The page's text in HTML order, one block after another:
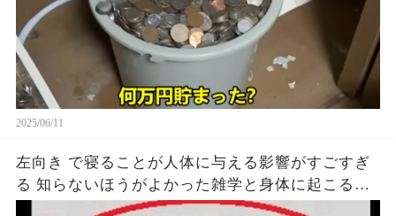
2025/06/11
左向き で寝ることが人体に与える影響がすごすぎ
る 知らないほうがよかった雑学と身体に起こる現
象がヤバい… 驚くべき 大人の 面白いけど知ると後